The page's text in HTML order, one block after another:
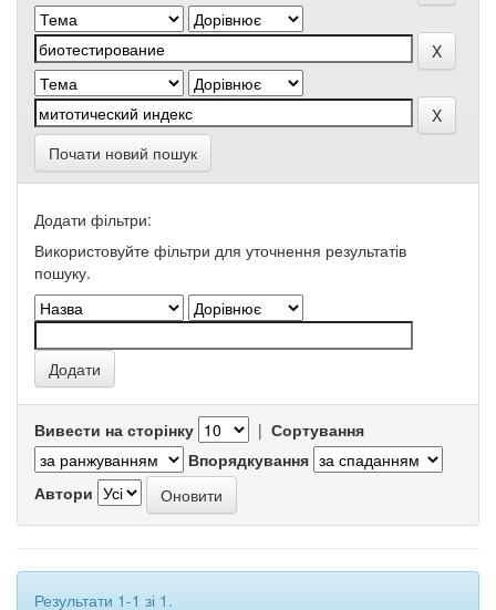
Почати новий пошук
Додати фільтри:
Використовуйте фільтри для уточнення результатів
пошуку.
Вивести на сторінку | Сортування
Впорядкування
Автори
Результати 1-1 зі 1.